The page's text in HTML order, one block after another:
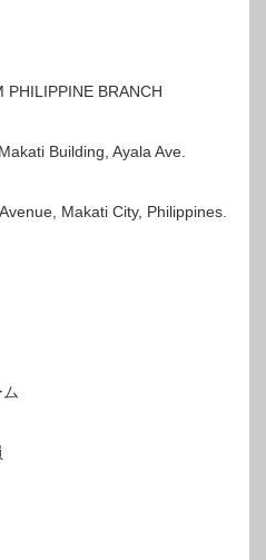
PHILIPPINE BRANCH
Building, Ayala Ave.
Makati City, Philippines.